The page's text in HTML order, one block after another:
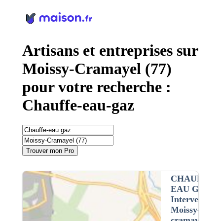
Artisans et entreprises sur
Moissy-Cramayel (77)
pour votre recherche :
Chauffe-eau-gaz
Trouver mon Pro
CHAUFFE-
EAU GAZ
Intervention
Moissy-